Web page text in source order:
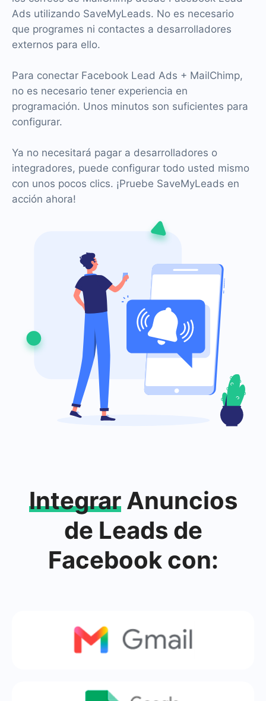
Ads utilizando SaveMyLeads. No es necesario
que programes ni contactes a desarrolladores
externos para ello.
Para conectar Facebook Lead Ads + MailChimp,
no es necesario tener experiencia en
programación. Unos minutos son suficientes para
configurar.
Ya no necesitará pagar a desarrolladores o
integradores, puede configurar todo usted mismo
con unos pocos clics. ¡Pruebe SaveMyLeads en
acción ahora!
IntegrarAnuncios
de Leads de
Facebook con: